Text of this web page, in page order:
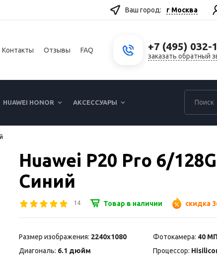
Ваш город: г Москва
Контакты Отзывы FAQ +7 (495) 032-
заказать обратный
HUAWEI HONOR АКСЕССУАРЫ
Huawei P20 Pro 6/
Синий
14 Товар в наличии скидка
Размер изображения: 2240x1080
Диагональ: 6.1 дюйм
Фотокамера: 40
Процессор: